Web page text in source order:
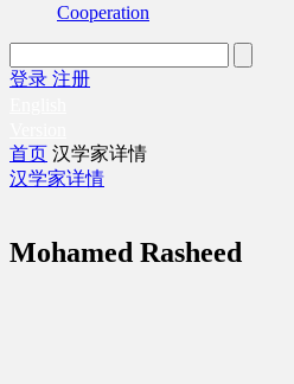
Cooperation
登录 注册
首页 汉学家详情
汉学家详情
Mohamed Rasheed